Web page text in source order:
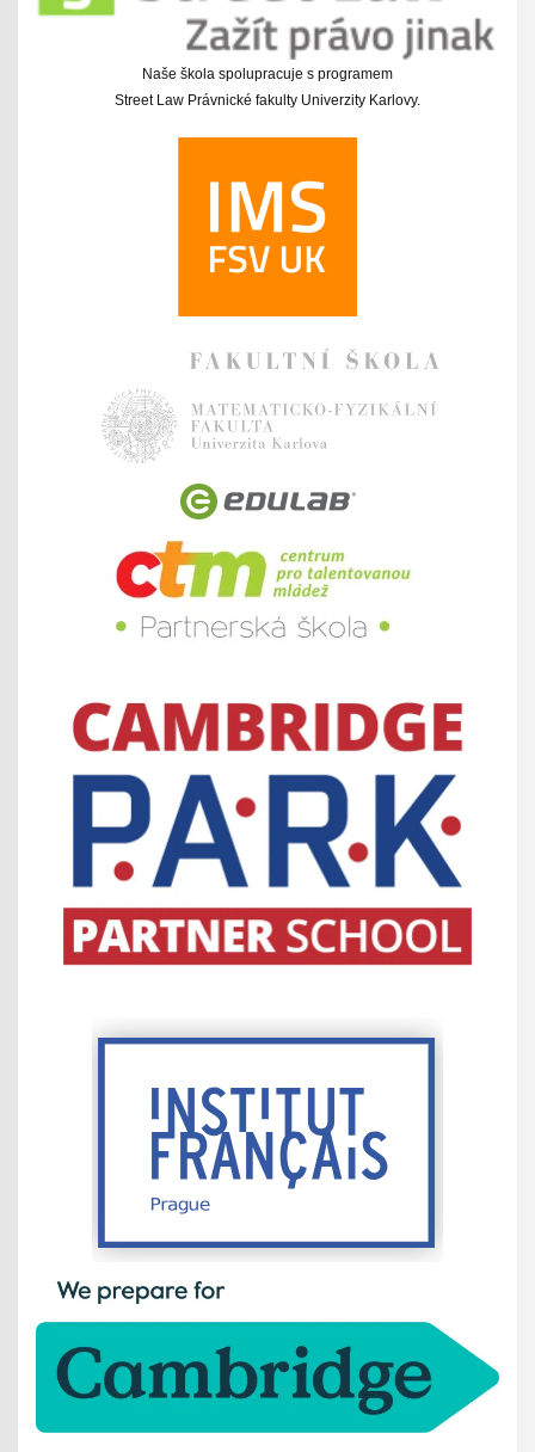
Naše škola spolupracuje s programem
Street Law Právnické fakulty Univerzity Karlovy.